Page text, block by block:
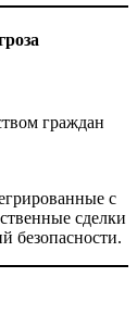
граждан
с
сделки
безопасности.